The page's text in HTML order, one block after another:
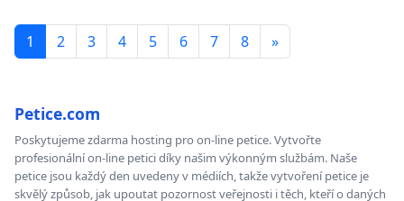
1 2 3 4 5 6 7 8 »
Petice.com
Poskytujeme zdarma hosting pro on-line petice. Vytvořte
profesionální on-line petici díky našim výkonným službám. Naše
petice jsou každý den uvedeny v médiích, takže vytvoření petice je
skvělý způsob, jak upoutat pozornost veřejnosti i těch, kteří o daných